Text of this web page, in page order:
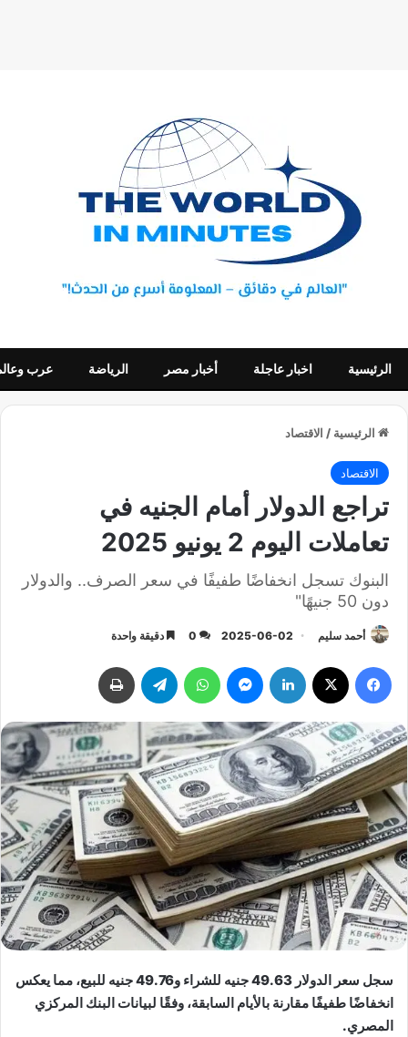
الرئيسية اخبار عاجلة أخبار مصر الرياضة عرب
الرئيسية / الاقتصاد
الاقتصاد
تراجع الدولار أمام الجنيه في
تعاملات اليوم 2 يونيو 2025
البنوك تسجل انخفاضًا طفيفًا في سعر الصرف.. والدولار
دون 50 جنيهًا"
أحمد سليم 2025-06-02
0 دقيقة واحدة
سجل سعر الدولار 49.63 جنيه للشراء و49.76 جنيه للبيع، مما يعكس
انخفاضًا طفيفًا مقارنة بالأيام السابقة، وفقًا لبيانات البنك المركزي
المصري.